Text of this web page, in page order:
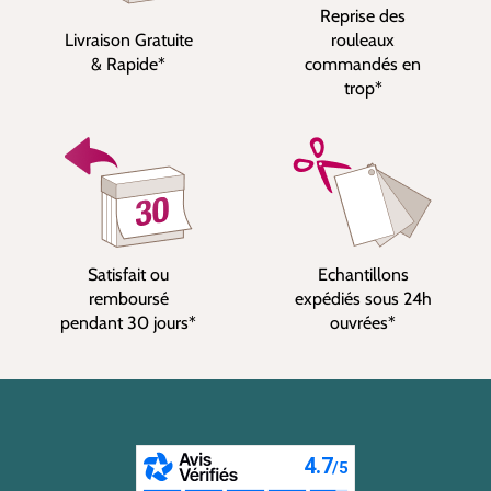
Livraison Gratuite
& Rapide*
Reprise des
rouleaux
commandés en
trop*
Satisfait ou
remboursé
pendant 30 jours*
Echantillons
expédiés sous 24h
ouvrées*